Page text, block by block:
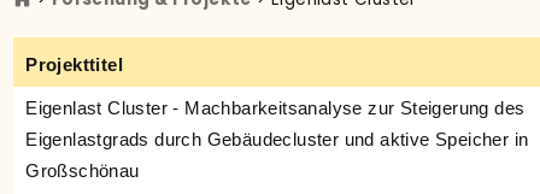
Projekttitel
Eigenlast Cluster - Machbarkeitsanalyse zur Steigerung des
Eigenlastgrads durch Gebäudecluster und aktive Speicher in
Großschönau